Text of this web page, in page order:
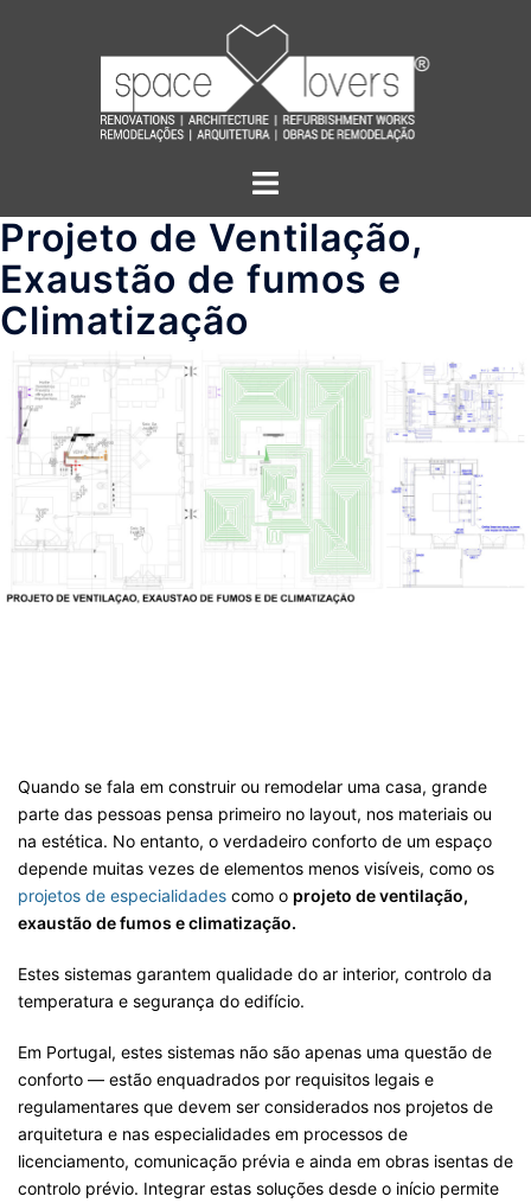
Alternar
Projeto de Ventilação,
Exaustão de fumos e
Climatização
Quando se fala em construir ou remodelar uma casa, grande
parte das pessoas pensa primeiro no layout, nos materiais ou
na estética. No entanto, o verdadeiro conforto de um espaço
depende muitas vezes de elementos menos visíveis, como os
projetos de especialidades como o projeto de ventilação,
exaustão de fumos e climatização.
Estes sistemas garantem qualidade do ar interior, controlo da
temperatura e segurança do edifício.
Em Portugal, estes sistemas não são apenas uma questão de
conforto — estão enquadrados por requisitos legais e
regulamentares que devem ser considerados nos projetos de
arquitetura e nas especialidades em processos de
licenciamento, comunicação prévia e ainda em obras isentas de
controlo prévio. Integrar estas soluções desde o início permite